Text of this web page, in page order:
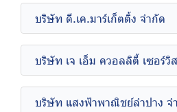
บริษัท ดี.เค.มาร์เก็ตติ้ง จำกัด
บริษัท เจ เอ็ม ควอลลิตี้ เซอร์วิ
บริษัท แสงฟ้าพาณิชย์ลำปาง จ